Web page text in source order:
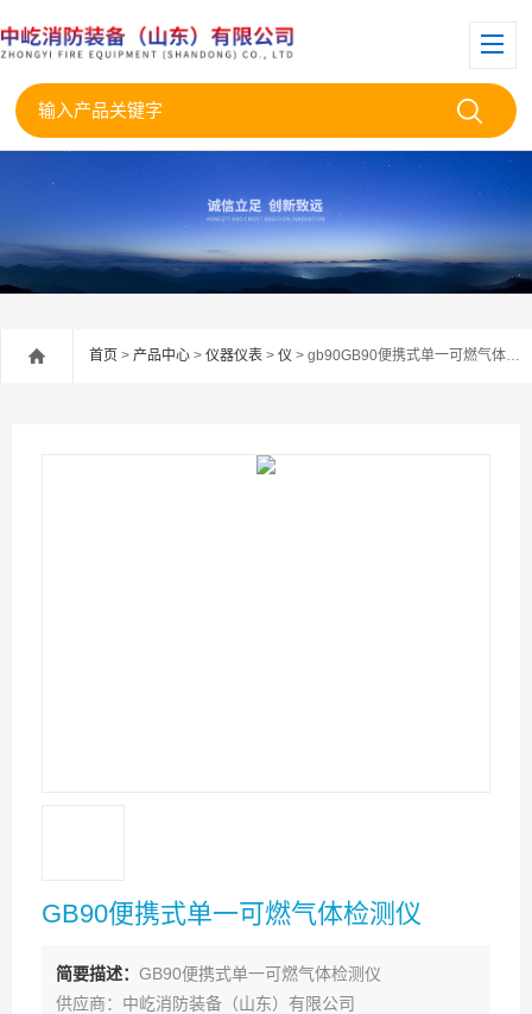
首页 > 产品中心 > 仪器仪表 > 仪 > gb90GB90便携式单一可燃气体检测仪
GB90便携式单一可燃气体检测仪
简要描述： GB90便携式单一可燃气体检测仪
供应商：中屹消防装备（山东）有限公司